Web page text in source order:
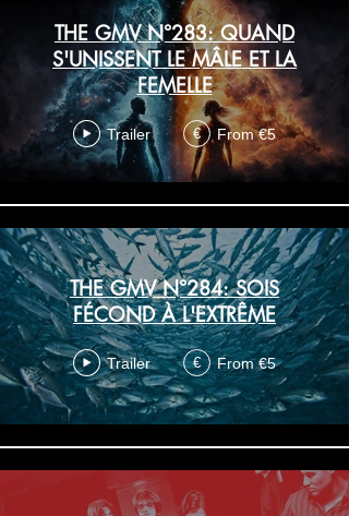
THE GMV N°283: QUAND
S'UNISSENT LE MÂLE ET LA
FEMELLE
Trailer € From €5
THE GMV N°284: SOIS
FÉCOND À L'EXTRÊME
Trailer € From €5